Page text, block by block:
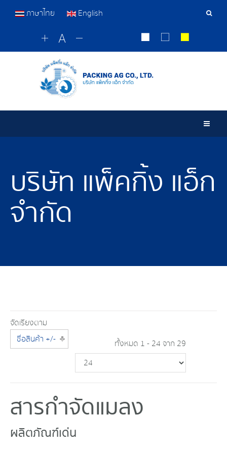
เครื่อ
ภาษาไทย English
บริษัท แพ็คกิ้ง แอ็ก
จำกัด
จัดเรียงตาม
ชื่อสินค้า +/-
ทั้งหมด 1 - 24 จาก 29
สารกำจัดแมลง
ผลิตภัณฑ์เด่น